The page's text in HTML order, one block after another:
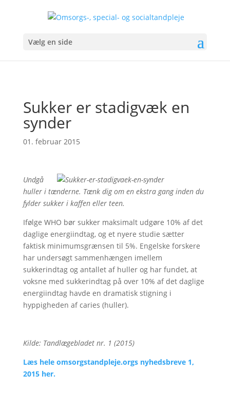
Vælg en side
Sukker er stadigvæk en
synder
01. februar 2015
Undgå
huller i tænderne. Tænk dig om en ekstra gang inden du
fylder sukker i kaffen eller teen.
Ifølge WHO bør sukker maksimalt udgøre 10% af det
daglige energiindtag, og et nyere studie sætter
faktisk minimumsgrænsen til 5%. Engelske forskere
har undersøgt sammenhængen imellem
sukkerindtag og antallet af huller og har fundet, at
voksne med sukkerindtag på over 10% af det daglige
energiindtag havde en dramatisk stigning i
hyppigheden af caries (huller).
Kilde: Tandlægebladet nr. 1 (2015)
Læs hele omsorgstandpleje.orgs nyhedsbreve 1,
2015 her.